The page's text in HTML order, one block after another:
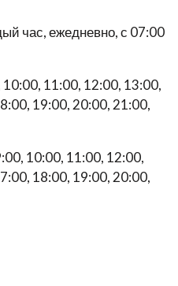
час, ежедневно, с 07:00
11:00, 12:00, 13:00,
19:00, 20:00, 21:00,
10:00, 11:00, 12:00,
18:00, 19:00, 20:00,